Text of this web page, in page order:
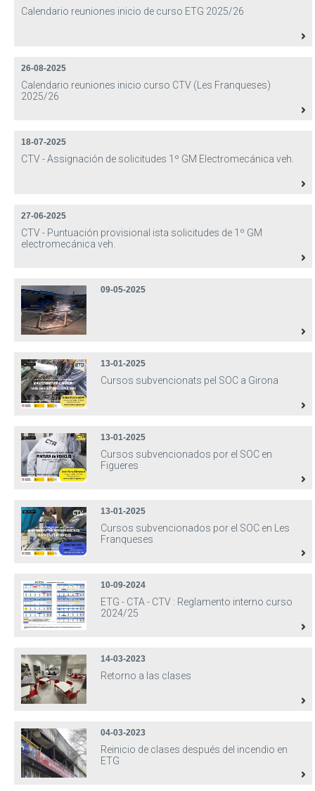
Calendario reuniones inicio de curso ETG 2025/26
26-08-2025
Calendario reuniones inicio curso CTV (Les Franqueses)
2025/26
18-07-2025
CTV - Assignación de solicitudes 1º GM Electromecánica veh.
27-06-2025
CTV - Puntuación provisional ista solicitudes de 1º GM
electromecánica veh.
09-05-2025
13-01-2025
Cursos subvencionats pel SOC a Girona
13-01-2025
Cursos subvencionados por el SOC en
Figueres
13-01-2025
Cursos subvencionados por el SOC en Les
Franqueses
10-09-2024
ETG - CTA - CTV : Reglamento interno curso
2024/25
14-03-2023
Retorno a las clases
04-03-2023
Reinicio de clases después del incendio en
ETG